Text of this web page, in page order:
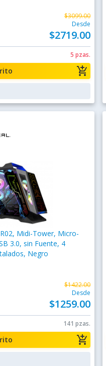
$3099.00
Desde
$2719.00
5 pzas.
add_shopping_cart
Midi-Tower, Micro-
3.0, sin Fuente, 4
Negro
$1422.00
Desde
$1259.00
141 pzas.
add_shopping_cart